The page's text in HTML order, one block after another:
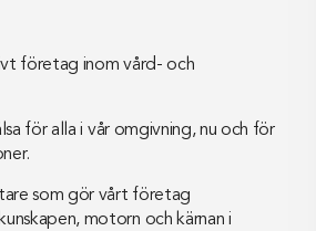
företag inom vård- och
för alla i vår omgivning, nu och för
som gör vårt företag
motorn och kärnan i